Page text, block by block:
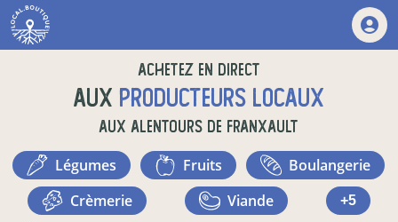
Achetez en direct
auxproducteurs locaux
aux alentours de Franxault
légumes fruits
boulangerie
crèmerie
viande +5